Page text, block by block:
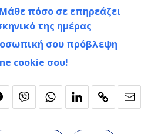
πόσο σε επηρεάζει
της ημέρας
σου πρόβλεψη
cookie σου!